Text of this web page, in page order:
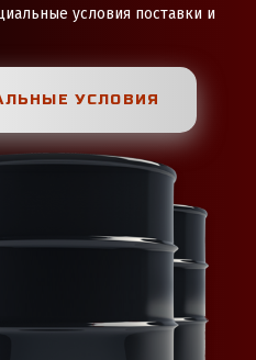
условия поставки и
УСЛОВИЯ